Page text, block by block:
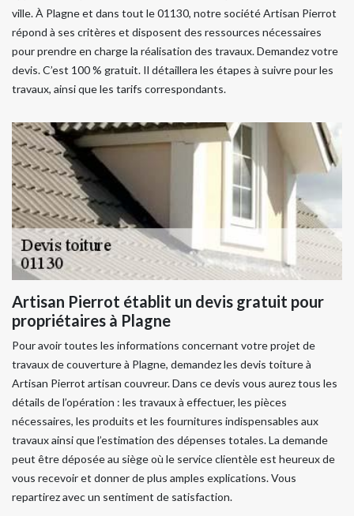
ville. À Plagne et dans tout le 01130, notre société Artisan Pierrot
répond à ses critères et disposent des ressources nécessaires
pour prendre en charge la réalisation des travaux. Demandez votre
devis. C’est 100 % gratuit. Il détaillera les étapes à suivre pour les
travaux, ainsi que les tarifs correspondants.
Artisan Pierrot établit un devis gratuit pour
propriétaires à Plagne
Pour avoir toutes les informations concernant votre projet de
travaux de couverture à Plagne, demandez les devis toiture à
Artisan Pierrot artisan couvreur. Dans ce devis vous aurez tous les
détails de l’opération : les travaux à effectuer, les pièces
nécessaires, les produits et les fournitures indispensables aux
travaux ainsi que l’estimation des dépenses totales. La demande
peut être déposée au siège où le service clientèle est heureux de
vous recevoir et donner de plus amples explications. Vous
repartirez avec un sentiment de satisfaction.